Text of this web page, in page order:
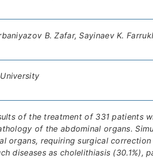
B. Zafar, Sayinaev K.
of the treatment of 331 patients
of the abdominal organs.
organs, requiring surgical
diseases as cholelithiasis (30.1%),